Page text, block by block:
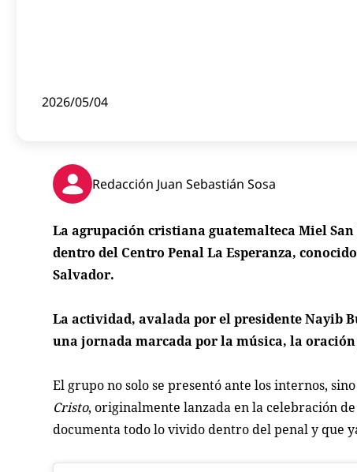
2026/05/04
Redacción Juan Sebastián Sosa
La agrupación cristiana guatemalteca Miel
dentro del Centro Penal La Esperanza,
Salvador.
La actividad, avalada por el presidente Nayib
una jornada marcada por la música, la
El grupo no solo se presentó ante los internos,
Cristo, originalmente lanzada en la celebración
documenta todo lo vivido dentro del penal y que